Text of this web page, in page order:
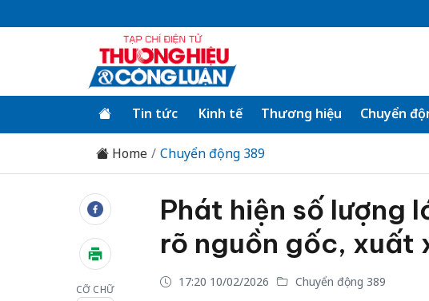
Tin tức Kinh tế Thương hiệu Chuyển
Home Chuyển động 389
CỠ CHỮ
Phát hiện số lượng
rõ nguồn gốc, xuất
17:20 10/02/2026 Chuyển động 389